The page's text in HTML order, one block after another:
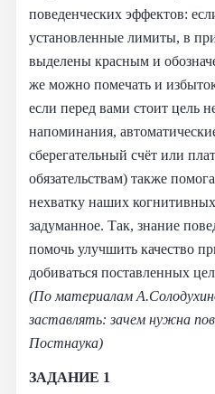
поведенческих эффектов:
установленные лимиты, в
выделены красным и
же можно помечать и
если перед вами стоит цель
напоминания,
сберегательный счёт или
обязательствам) также
нехватку наших
задуманное. Так, знание
помочь улучшить качество
добиваться поставленных
(По материалам
заставлять: зачем нужна
Постнаука)
ЗАДАНИЕ 1